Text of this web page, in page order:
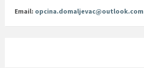
Email: opcina.domaljevac@outlook.com